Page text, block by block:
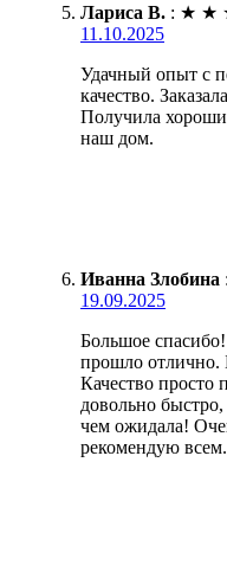
Лариса В. : ★ ★
11.10.2025
Удачный опыт с
качество.
Получила
наш дом.
Иванна Злобина :
19.09.2025
Большое спасибо!
прошло отлично.
Качество просто
довольно
чем ожидала!
рекомендую всем.